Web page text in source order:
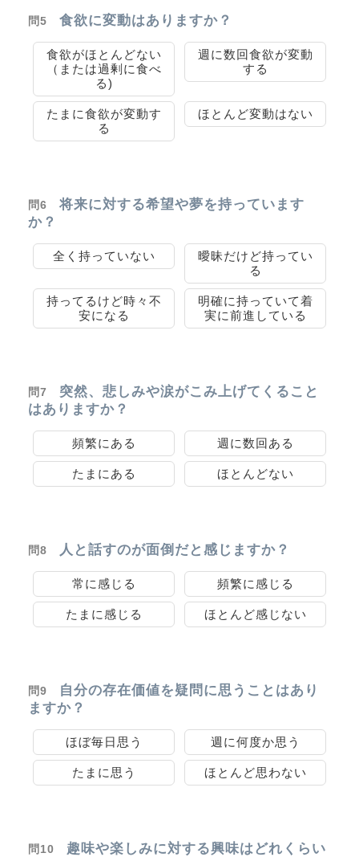
問5 食欲に変動はありますか？
食欲がほとんどない
（または過剰に食べ
る)
週に数回食欲が変動
する
たまに食欲が変動す
る
ほとんど変動はない
問6
将来に対する希望や夢を持っています
か？
全く持っていない
曖昧だけど持ってい
る
持ってるけど時々不
安になる
明確に持っていて着
実に前進している
問7
突然、悲しみや涙がこみ上げてくること
はありますか？
頻繁にある 週に数回ある
たまにある ほとんどない
問8 人と話すのが面倒だと感じますか？
常に感じる 頻繁に感じる
たまに感じる ほとんど感じない
問9
自分の存在価値を疑問に思うことはあり
ますか？
ほぼ毎日思う 週に何度か思う
たまに思う ほとんど思わない
問10
趣味や楽しみに対する興味はどれくらい